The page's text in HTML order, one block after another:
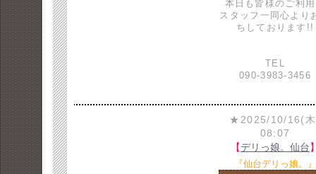
本日も皆様のご利
スタッフ一同心より
ちしております!!
TEL
090-3983-3456
★2025/10/16(
08:07
【デリっ娘。仙台
『仙台デリっ娘。』